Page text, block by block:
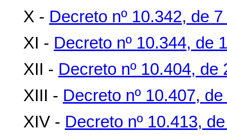
X - Decreto nº 10.342, de
XI - Decreto nº 10.344, de
XII - Decreto nº 10.404, de
XIII - Decreto nº 10.407,
XIV - Decreto nº 10.413,